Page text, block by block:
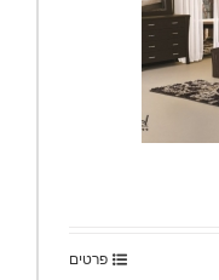
פרטים